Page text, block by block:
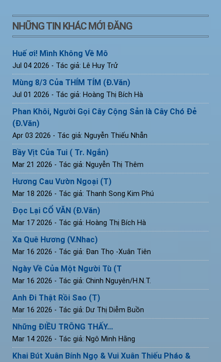
NHỮNG TIN KHÁC MỚI ĐĂNG
Huế ơi! Mình Không Về Mô
Jul 04 2026 - Tác giả: Lê Huy Trử
Mùng 8/3 Của THÍM TÍM (Đ.Văn)
Jul 01 2026 - Tác giả: Hoàng Thị Bích Hà
Phan Khôi, Người Gọi Cây Cộng Sản là Cây Chó Đẻ
(Đ.Văn)
Apr 03 2026 - Tác giả: Nguyễn Thiếu Nhẫn
Bầy Vịt Của Tui ( Tr. Ngắn)
Mar 21 2026 - Tác giả: Nguyễn Thị Thêm
Hương Cau Vườn Ngoại (T)
Mar 18 2026 - Tác giả: Thanh Song Kim Phú
Đọc Lại CỔ VĂN (Đ.Văn)
Mar 17 2026 - Tác giả: Hoàng Thị Bích Hà
Xa Quê Hương (V.Nhac)
Mar 16 2026 - Tác giả: Đan Thọ -Xuân Tiên
Ngày Về Của Một Người Tù (T
Mar 16 2026 - Tác giả: Chinh Nguyên/H.N.T.
Anh Đi Thật Rồi Sao (T)
Mar 16 2026 - Tác giả: Dư Thị Diễm Buồn
Những ĐIỀU TRÔNG THẤY...
Mar 14 2026 - Tác giả: Ngô Minh Hằng
Khai Bút Xuân Bính Ngọ & Vui Xuân Thiếu Pháo &